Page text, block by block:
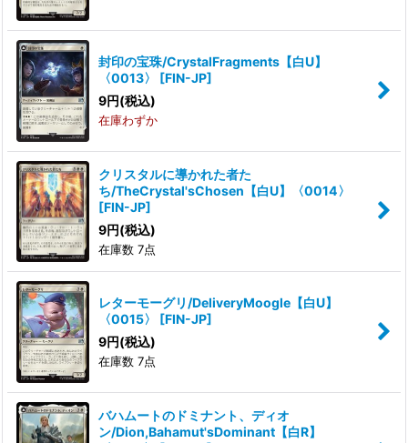
封印の宝珠/CrystalFragments【白U】
〈0013〉
[FIN-JP]
9円(税込)
在庫わずか
クリスタルに導かれた者た
ち/TheCrystal'sChosen【白U】〈0014〉
[FIN-JP]
9円(税込)
在庫数 7点
レターモーグリ/DeliveryMoogle【白U】
〈0015〉
[FIN-JP]
9円(税込)
在庫数 7点
バハムートのドミナント、ディオ
ン/Dion,Bahamut'sDominant【白R】